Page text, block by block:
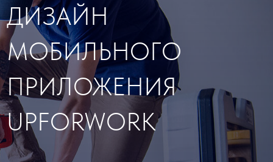
МОБИЛЬНОГО
ПРИЛОЖЕНИЯ
UPFORWORK
Разработка дизайна приложения для
британского сервиса поиска специалистов